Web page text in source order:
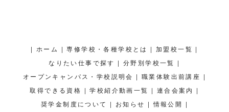
| ホーム |専修学校・各種学校とは | 加盟校一覧 |
なりたい仕事で探す |分野別学校一覧 |
オープンキャンパス・学校説明会 |職業体験出前講座 |
取得できる資格 |学校紹介動画一覧 | 連合会案内 |
奨学金制度について | お知らせ |情報公開 |